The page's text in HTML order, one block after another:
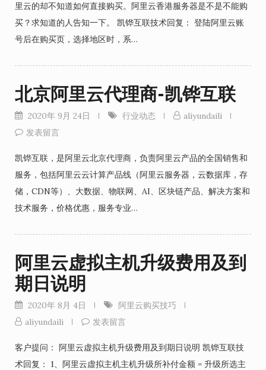
里云的却不知道如何直接购买。阿里云香港服务器是不是不能购
买？求知道的人告知一下。 凯铧互联技术回复： 登陆阿里云账
号后在购买页，选择地区时，系…
北京阿里云代理商-凯铧互联
2020年 9月 24日 行业动态
aliyundaili
发表留言
凯铧互联，是阿里云北京代理商，负责阿里云产品的全国销售和
服务，包括阿里云云计算产品线（阿里云服务器，云数据库，存
储，CDN等）、大数据、物联网、AI、区块链产品、解决方案和
技术服务，价格优惠，服务专业…
阿里云虚拟主机升级费用及到
期日说明
2020年 8月 4日
阿里云购买技巧
aliyundaili
发表留言
客户提问： 阿里云虚拟主机升级费用及到期日说明 凯铧互联技
术回复： 1、阿里云虚拟主机主机升级所补付金额 = 升级所选主